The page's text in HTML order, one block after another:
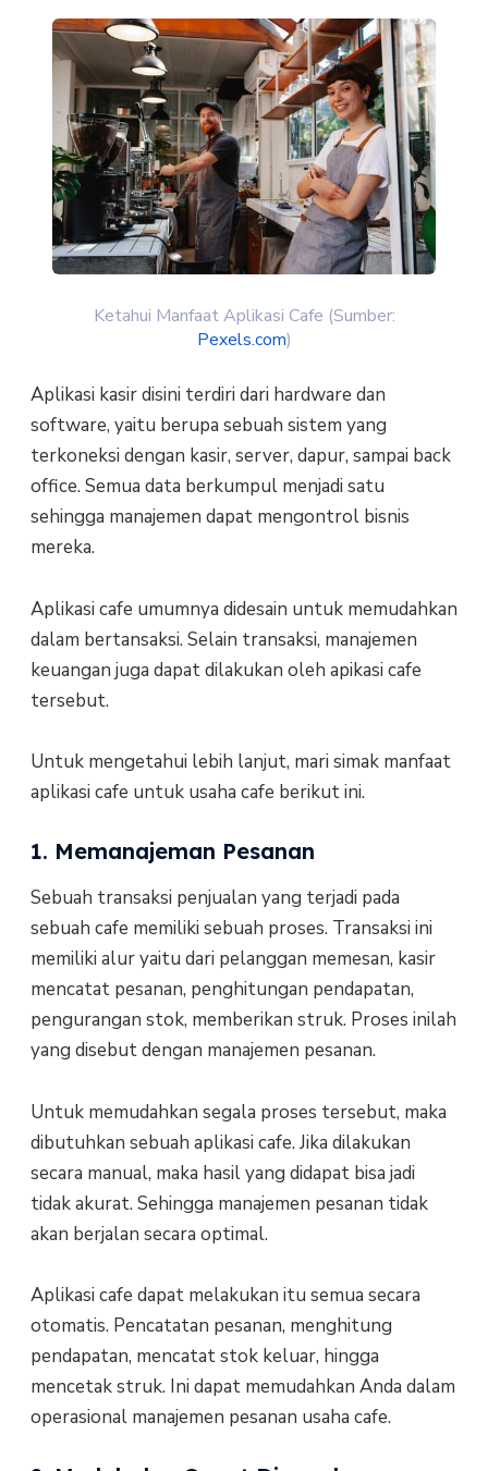
Ketahui Manfaat Aplikasi Cafe (Sumber:
Pexels.com)
Aplikasi kasir disini terdiri dari hardware dan
software, yaitu berupa sebuah sistem yang
terkoneksi dengan kasir, server, dapur, sampai back
office. Semua data berkumpul menjadi satu
sehingga manajemen dapat mengontrol bisnis
mereka.
Aplikasi cafe umumnya didesain untuk memudahkan
dalam bertansaksi. Selain transaksi, manajemen
keuangan juga dapat dilakukan oleh apikasi cafe
tersebut.
Untuk mengetahui lebih lanjut, mari simak manfaat
aplikasi cafe untuk usaha cafe berikut ini.
1. Memanajeman Pesanan
Sebuah transaksi penjualan yang terjadi pada
sebuah cafe memiliki sebuah proses. Transaksi ini
memiliki alur yaitu dari pelanggan memesan, kasir
mencatat pesanan, penghitungan pendapatan,
pengurangan stok, memberikan struk. Proses inilah
yang disebut dengan manajemen pesanan.
Untuk memudahkan segala proses tersebut, maka
dibutuhkan sebuah aplikasi cafe. Jika dilakukan
secara manual, maka hasil yang didapat bisa jadi
tidak akurat. Sehingga manajemen pesanan tidak
akan berjalan secara optimal.
Aplikasi cafe dapat melakukan itu semua secara
otomatis. Pencatatan pesanan, menghitung
pendapatan, mencatat stok keluar, hingga
mencetak struk. Ini dapat memudahkan Anda dalam
operasional manajemen pesanan usaha cafe.